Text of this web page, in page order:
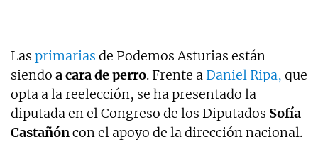
Las primarias de Podemos Asturias están
siendo a cara de perro. Frente a Daniel Ripa, que
opta a la reelección, se ha presentado la
diputada en el Congreso de los Diputados Sofía
Castañóncon el apoyo de la dirección nacional.